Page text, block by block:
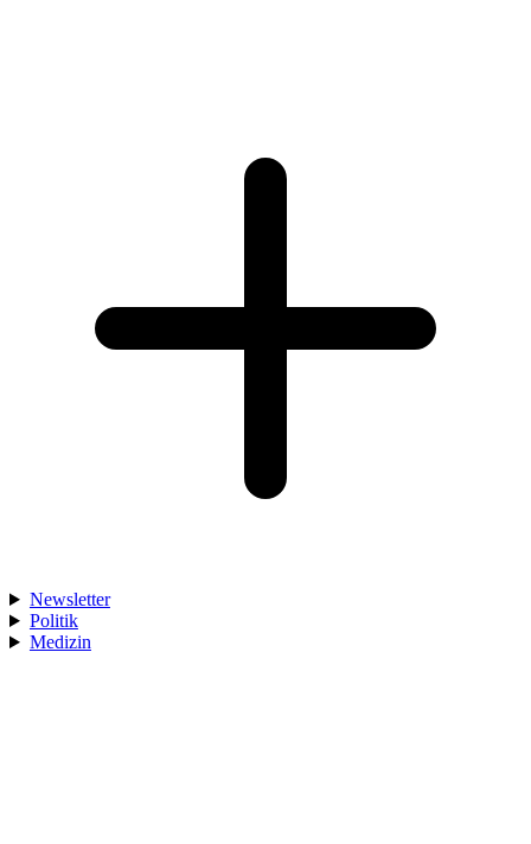
Newsletter
Politik
Medizin